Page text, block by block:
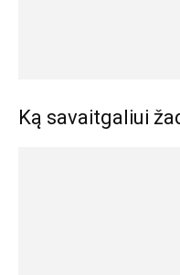
Ką savaitgaliui